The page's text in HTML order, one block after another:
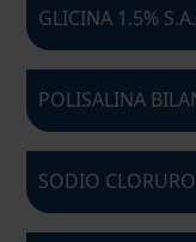
GLICINA 1.5%
POLISALINA
SODIO